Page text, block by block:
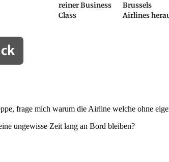
reiner Business
Class
Brussels
Airlines